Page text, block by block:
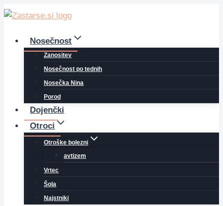
Skip
contentNosečnost
Zanositev
Nosečnost po tednih
Nosečka Nina
Porod
Dojenčki
Otroci
Otroške bolezni
avtizem
Vrtec
Šola
Najstniki